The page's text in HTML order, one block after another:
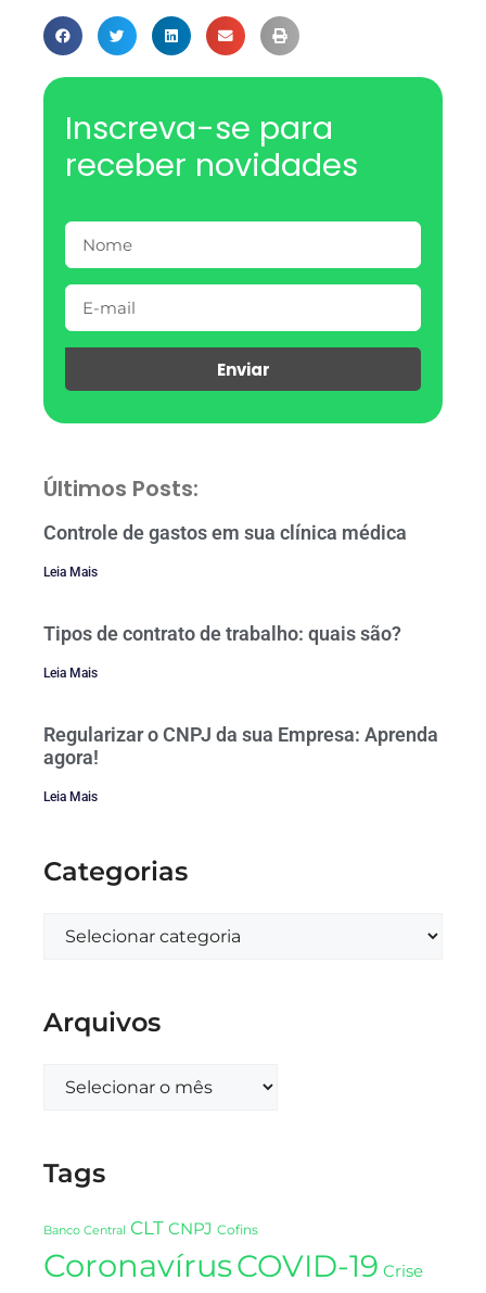
Inscreva-se para
receber novidades
Enviar
Últimos Posts:
Controle de gastos em sua clínica médica
Leia Mais
Tipos de contrato de trabalho: quais são?
Leia Mais
Regularizar o CNPJ da sua Empresa: Aprenda
agora!
Leia Mais
Categorias
Arquivos
Tags
Banco Central CLT CNPJ Cofins
CoronavírusCOVID-19 Crise